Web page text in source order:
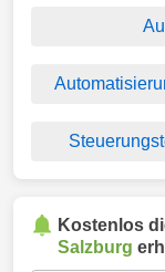
Kostenlos
Salzburg